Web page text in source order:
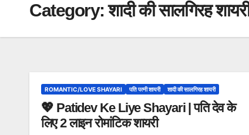
Category:शादी की सालगिरह शायरी
ROMANTIC/LOVE SHAYARI पति पत्नी शायरी शादी की सालगिरह शायरी
💖 Patidev Ke Liye Shayari | पति देव के
लिए 2 लाइन रोमांटिक शायरी